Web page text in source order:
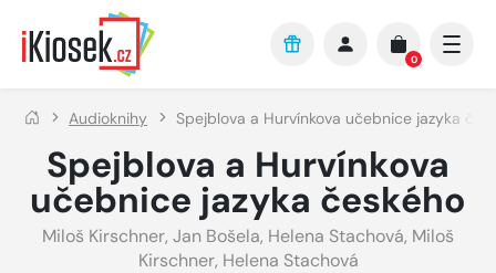
Přejít na hlavní obsah
0
Audioknihy Spejblova a Hurvínkova učebnice jazyka
Spejblova a Hurvínkova
učebnice jazyka českého
Miloš Kirschner, Jan Bošela, Helena Stachová, Miloš
Kirschner, Helena Stachová